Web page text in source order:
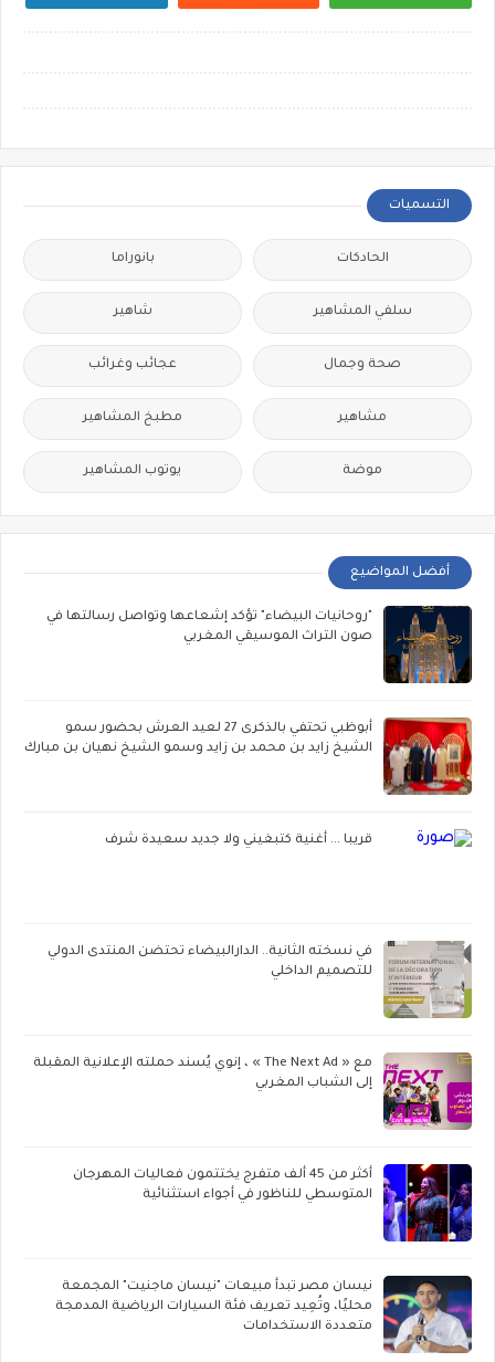
التسميات
الحادكات بانوراما
سلفي المشاهير شاهير
صحة وجمال عجائب وغرائب
مشاهير مطبخ المشاهير
موضة يوتوب المشاهير
أفضل المواضيع
"روحانيات البيضاء" تؤكد إشعاعها وتواصل رسالتها في
صون التراث الموسيقي المغربي
أبوظبي تحتفي بالذكرى 27 لعيد العرش بحضور سمو
الشيخ زايد بن محمد بن زايد وسمو الشيخ نهيان بن مبارك
قريبا ... أغنية كتبغيني ولا جديد سعيدة شرف
في نسخته الثانية.. الدارالبيضاء تحتضن المنتدى الدولي
للتصميم الداخلي
مع « The Next Ad » ، إنوي يُسند حملته الإعلانية المقبلة
إلى الشباب المغربي
أكثر من 45 ألف متفرج يختتمون فعاليات المهرجان
المتوسطي للناظور في أجواء استثنائية
نيسان مصر تبدأ مبيعات "نيسان ماجنيت" المجمعة
محليًا، وتُعِيد تعريف فئة السيارات الرياضية المدمجة
متعددة الاستخدامات